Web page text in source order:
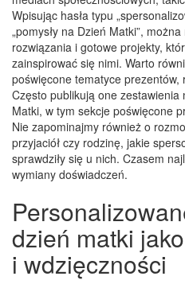
Wpisując hasła typu
„pomysły na Dzień Matki”,
rozwiązania i gotowe projekty,
zainspirować się nimi. Warto
poświęcone tematyce prezentów,
Często publikują one zestawienia
Matki, w tym sekcje poświęcone
Nie zapominajmy również o
przyjaciół czy rodzinę, jakie
sprawdziły się u nich. Czasem
wymiany doświadczeń.
dzień matki
i wdzięczności